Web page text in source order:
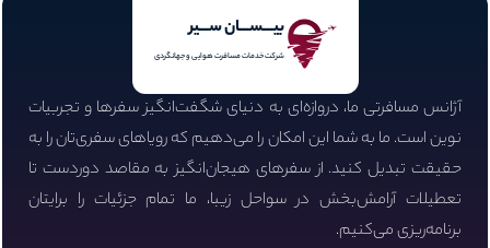
بیـــســـان ســـیر
شرکت خدمات مسافرت هوایی و جهانگردی
آژانس مسافرتی ما، دروازه‌ای به دنیای شگفت‌انگیز سفرها و تجربیات
نوین است. ما به شما این امکان را می‌دهیم که رویاهای سفری‌تان را به
حقیقت تبدیل کنید. از سفرهای هیجان‌انگیز به مقاصد دوردست تا
تعطیلات آرامش‌بخش در سواحل زیبا، ما تمام جزئیات را برایتان
برنامه‌ریزی می‌کنیم.